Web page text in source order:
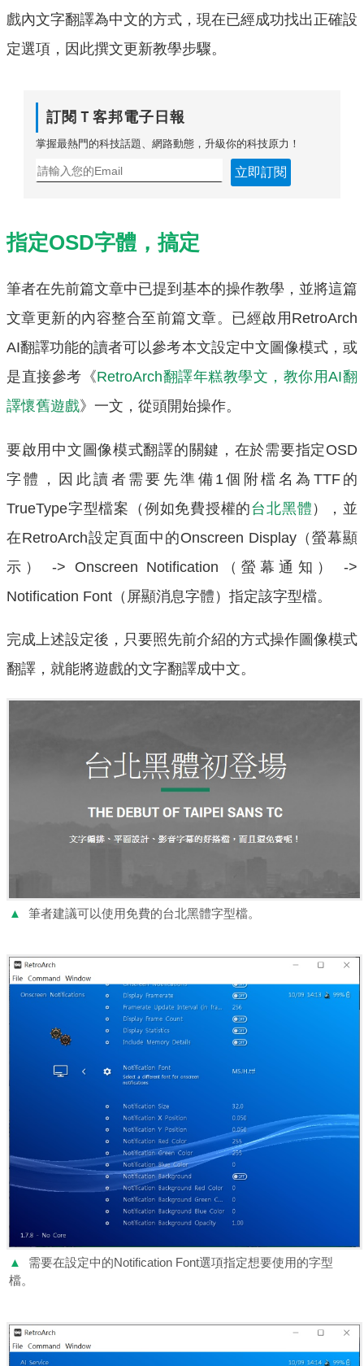
戲內文字翻譯為中文的方式，現在已經成功找出正確設
定選項，因此撰文更新教學步驟。
訂閱Ｔ客邦電子日報
掌握最熱門的科技話題、網路動態，升級你的科技原力！
立即訂閱
指定OSD字體，搞定
筆者在先前篇文章中已提到基本的操作教學，並將這篇
文章更新的內容整合至前篇文章。已經啟用RetroArch
AI翻譯功能的讀者可以參考本文設定中文圖像模式，或
是直接參考《RetroArch翻譯年糕教學文，教你用AI翻
譯懷舊遊戲》一文，從頭開始操作。
要啟用中文圖像模式翻譯的關鍵，在於需要指定OSD
字體，因此讀者需要先準備1個附檔名為TTF的
TrueType字型檔案（例如免費授權的台北黑體 ），並
在RetroArch設定頁面中的Onscreen Display（螢幕顯
示） -> Onscreen Notification（螢幕通知） ->
Notification Font（屏顯消息字體）指定該字型檔。
完成上述設定後，只要照先前介紹的方式操作圖像模式
翻譯，就能將遊戲的文字翻譯成中文。
▲ 筆者建議可以使用免費的台北黑體字型檔。
▲
需要在設定中的Notification Font選項指定想要使用的字型
檔。